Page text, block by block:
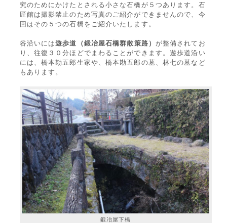
究のためにかけたとされる小さな石橋が５つあります。石
匠館は撮影禁止のため写真のご紹介ができませんので、今
回はその５つの石橋をご紹介いたします。
谷沿いには遊歩道（鍛冶屋石橋群散策路） が整備されてお
り、往復３０分ほどでまわることができます。遊歩道沿い
には、橋本勘五郎生家や、橋本勘五郎の墓、林七の墓など
もあります。
鍛冶屋下橋